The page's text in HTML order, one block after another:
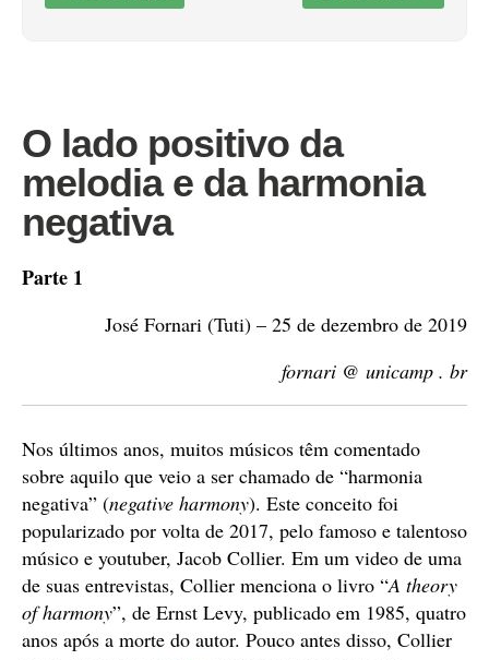
O lado positivo da
melodia e da harmonia
negativa
Parte 1
José Fornari (Tuti) – 25 de dezembro de 2019
fornari @ unicamp . br
Nos últimos anos, muitos músicos têm comentado
sobre aquilo que veio a ser chamado de “harmonia
negativa” (negative harmony). Este conceito foi
popularizado por volta de 2017, pelo famoso e talentoso
músico e youtuber, Jacob Collier. Em um video de uma
de suas entrevistas, Collier menciona o livro “A theory
of harmony”, de Ernst Levy, publicado em 1985, quatro
anos após a morte do autor. Pouco antes disso, Collier